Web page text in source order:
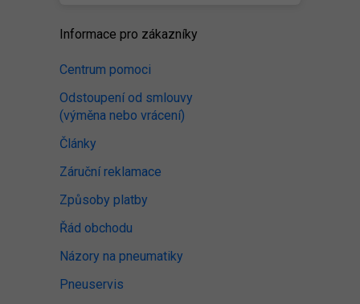
Informace pro zákazníky
Centrum pomoci
Odstoupení od smlouvy
(výměna nebo vrácení)
Články
Záruční reklamace
Způsoby platby
Řád obchodu
Názory na pneumatiky
Pneuservis